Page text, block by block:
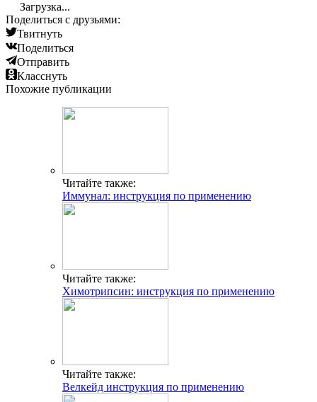
Загрузка...
Поделиться с друзьями:
Твитнуть
Поделиться
Отправить
Класснуть
Похожие публикации
Читайте также:
Иммунал: инструкция по применению
Читайте также:
Химотрипсин: инструкция по применению
Читайте также:
Велкейд инструкция по применению